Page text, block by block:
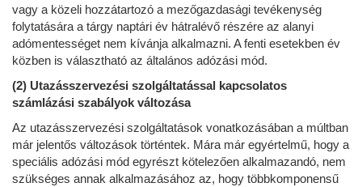
vagy a közeli hozzátartozó a mezőgazdasági tevékenység
folytatására a tárgy naptári év hátralévő részére az alanyi
adómentességet nem kívánja alkalmazni. A fenti esetekben év
közben is választható az általános adózási mód.
(2) Utazásszervezési szolgáltatással kapcsolatos
számlázási szabályok változása
Az utazásszervezési szolgáltatások vonatkozásában a múltban
már jelentős változások történtek. Mára már egyértelmű, hogy a
speciális adózási mód egyrészt kötelezően alkalmazandó, nem
szükséges annak alkalmazásához az, hogy többkomponensű